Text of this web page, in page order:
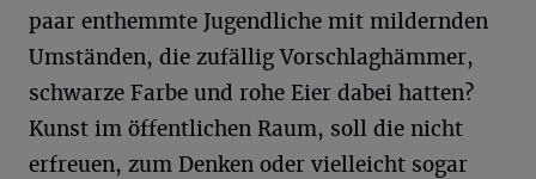
paar enthemmte Jugendliche mit mildernden
Umständen, die zufällig Vorschlaghämmer,
schwarze Farbe und rohe Eier dabei hatten?
Kunst im öffentlichen Raum, soll die nicht
erfreuen, zum Denken oder vielleicht sogar